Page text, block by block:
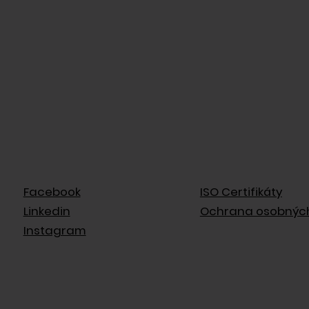
Facebook
Linkedin
Instagram
ISO Certifikáty
Ochrana